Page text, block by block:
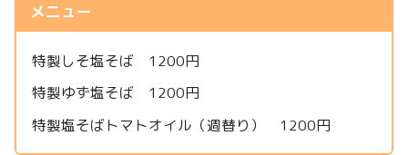
メニュー
特製しそ塩そば 1200円
特製ゆず塩そば 1200円
特製塩そばトマトオイル（週替り） 1200円